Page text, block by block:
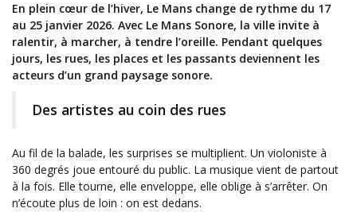
En plein cœur de l’hiver, Le Mans change de rythme du 17
au 25 janvier 2026. Avec Le Mans Sonore, la ville invite à
ralentir, à marcher, à tendre l’oreille. Pendant quelques
jours, les rues, les places et les passants deviennent les
acteurs d’un grand paysage sonore.
Des artistes au coin des rues
Au fil de la balade, les surprises se multiplient. Un violoniste à
360 degrés joue entouré du public. La musique vient de partout
à la fois. Elle tourne, elle enveloppe, elle oblige à s’arrêter. On
n’écoute plus de loin : on est dedans.